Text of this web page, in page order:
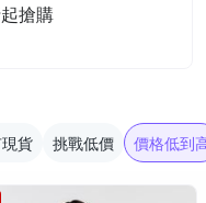
搶購
貨 挑戰低價 價格低到